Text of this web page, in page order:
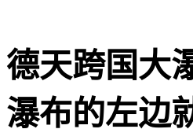
德天跨国大
瀑布的左边